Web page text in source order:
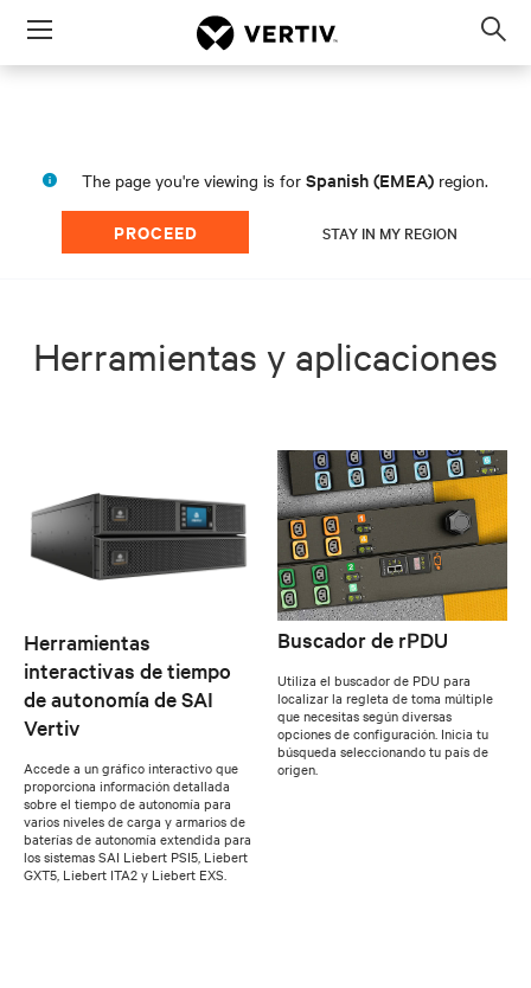
Menu
The page you're viewing is for Spanish (EMEA) region.
PROCEED STAY IN MY REGION
Herramientas y aplicaciones
Herramientas
interactivas de tiempo
de autonomía de SAI
Vertiv
Accede a un gráfico interactivo que
proporciona información detallada
sobre el tiempo de autonomía para
varios niveles de carga y armarios de
baterías de autonomía extendida para
los sistemas SAI Liebert PSI5, Liebert
GXT5, Liebert ITA2 y Liebert EXS.
Buscador de rPDU
Utiliza el buscador de PDU para
localizar la regleta de toma múltiple
que necesitas según diversas
opciones de configuración. Inicia tu
búsqueda seleccionando tu país de
origen.